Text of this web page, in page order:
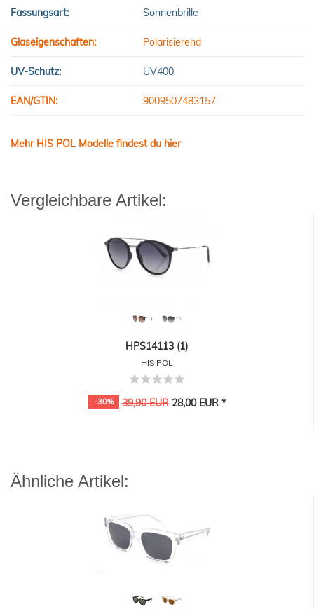
Fassungsart: Sonnenbrille
Glaseigenschaften: Polarisierend
UV-Schutz: UV400
EAN/GTIN: 9009507483157
Mehr HIS POL Modelle findest du hier
Vergleichbare Artikel:
HPS14113 (1)
HIS POL
-30% 39,90 EUR28,00 EUR *
Ähnliche Artikel: